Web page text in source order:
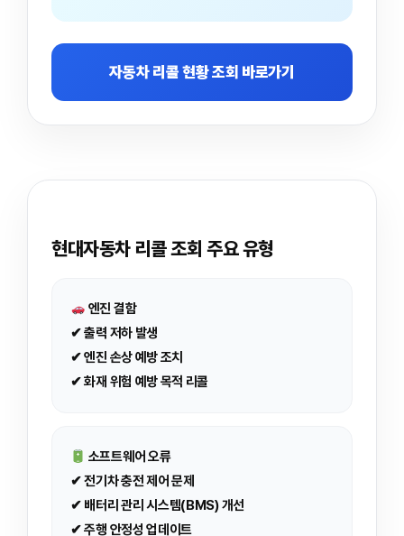
자동차 리콜 현황 조회 바로가기
현대자동차 리콜 조회 주요 유형
엔진 결함
✔ 출력 저하 발생
✔ 엔진 손상 예방 조치
✔ 화재 위험 예방 목적 리콜
소프트웨어 오류
✔ 전기차 충전 제어 문제
✔ 배터리 관리 시스템(BMS) 개선
✔ 주행 안정성 업데이트